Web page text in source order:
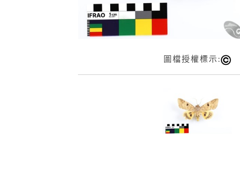
圖檔授權標示: